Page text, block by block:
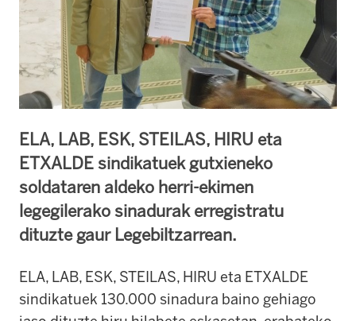
ELA, LAB, ESK, STEILAS, HIRU eta
ETXALDE sindikatuek gutxieneko
soldataren aldeko herri-ekimen
legegilerako sinadurak erregistratu
dituzte gaur Legebiltzarrean.
ELA, LAB, ESK, STEILAS, HIRU eta ETXALDE
sindikatuek 130.000 sinadura baino gehiago